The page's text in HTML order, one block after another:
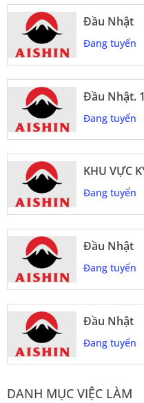
Đầu Nhật
Đang tuyển
Đầu Nhật.
Đang tuyển
KHU VỰC
Đang tuyển
Đầu Nhật
Đang tuyển
Đầu Nhật
Đang tuyển
DANH MỤC VIỆC LÀM